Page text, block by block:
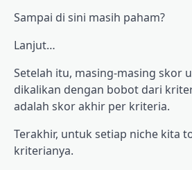
Sampai di sini masih paham?
Lanjut…
Setelah itu, masing-masing skor
dikalikan dengan bobot dari
adalah skor akhir per kriteria.
Terakhir, untuk setiap niche kita
kriterianya.